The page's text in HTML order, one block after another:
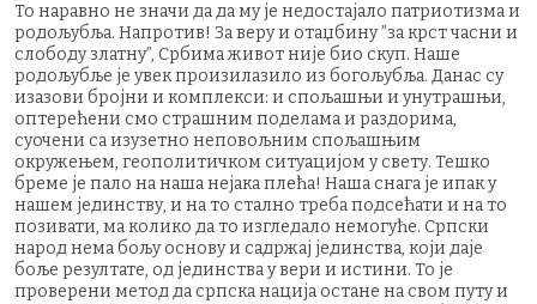
То наравно не значи да да му је недостајало патриотизма и
родољубља. Напротив! За веру и отаџбину ”за крст часни и
слободу златну”, Србима живот није био скуп. Наше
родољубље је увек произилазило из богољубља. Данас су
изазови бројни и комплекси: и спољашњи и унутрашњи,
оптерећени смо страшним поделама и раздорима,
суочени са изузетно неповољним спољашњим
окружењем, геополитичком ситуацијом у свету. Тешко
бреме је пало на наша нејака плећа! Наша снага је ипак у
нашем јединству, и на то стално треба подсећати и на то
позивати, ма колико да то изгледало немогуће. Српски
народ нема бољу основу и садржај јединства, који даје
боље резултате, од јединства у вери и истини. То је
проверени метод да српска нација остане на свом путу и